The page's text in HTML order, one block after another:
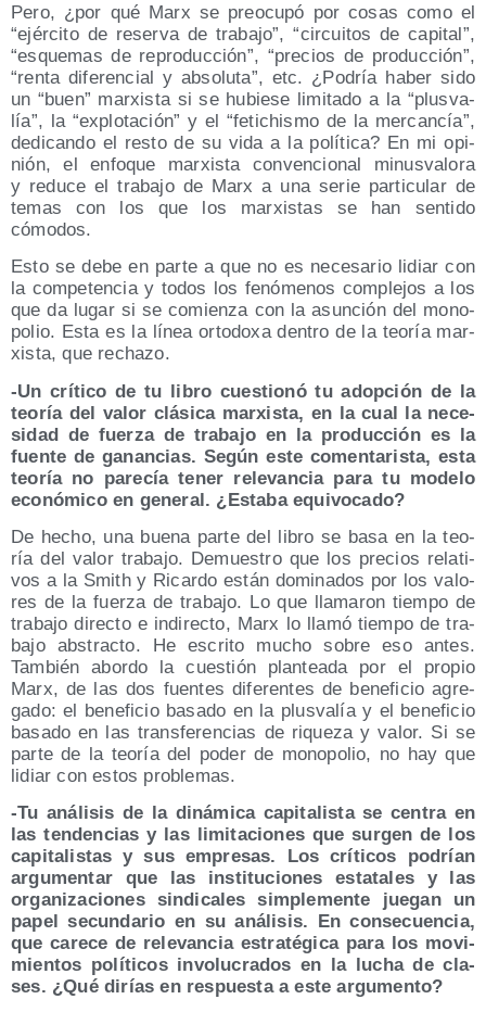
Pero, ¿por qué Marx se preo­cu­pó por cosas como el
“ejér­ci­to de reser­va de tra­ba­jo”, “cir­cui­tos de capi­tal”,
“esque­mas de repro­duc­ción”, “pre­cios de pro­duc­ción”,
“ren­ta dife­ren­cial y abso­lu­ta”, etc. ¿Podría haber sido
un “buen” mar­xis­ta si se hubie­se limi­ta­do a la “plus­va­
lía”, la “explo­ta­ción” y el “feti­chis­mo de la mer­can­cía”,
dedi­can­do el res­to de su vida a la polí­ti­ca? En mi opi­
nión, el enfo­que mar­xis­ta con­ven­cio­nal minus­va­lo­ra
y redu­ce el tra­ba­jo de Marx a una serie par­ti­cu­lar de
temas con los que los mar­xis­tas se han sen­ti­do
cómodos.
Esto se debe en par­te a que no es nece­sa­rio lidiar con
la com­pe­ten­cia y todos los fenó­me­nos com­ple­jos a los
que da lugar si se comien­za con la asun­ción del mono­
po­lio. Esta es la línea orto­do­xa den­tro de la teo­ría mar­
xis­ta, que rechazo.
-Un crí­ti­co de tu libro cues­tio­nó tu adop­ción de la
teo­ría del valor clá­si­ca mar­xis­ta, en la cual la nece­
si­dad de fuer­za de tra­ba­jo en la pro­duc­ción es la
fuen­te de ganan­cias. Según este comen­ta­ris­ta, esta
teo­ría no pare­cía tener rele­van­cia para tu mode­lo
eco­nó­mi­co en gene­ral. ¿Esta­ba equivocado?
De hecho, una bue­na par­te del libro se basa en la teo­
ría del valor tra­ba­jo. Demues­tro que los pre­cios rela­ti­
vos a la Smith y Ricar­do están domi­na­dos por los valo­
res de la fuer­za de tra­ba­jo. Lo que lla­ma­ron tiem­po de
tra­ba­jo direc­to e indi­rec­to, Marx lo lla­mó tiem­po de tra­
ba­jo abs­trac­to. He escri­to mucho sobre eso antes.
Tam­bién abor­do la cues­tión plan­tea­da por el pro­pio
Marx, de las dos fuen­tes dife­ren­tes de bene­fi­cio agre­
ga­do: el bene­fi­cio basa­do en la plus­va­lía y el bene­fi­cio
basa­do en las trans­fe­ren­cias de rique­za y valor. Si se
par­te de la teo­ría del poder de mono­po­lio, no hay que
lidiar con estos problemas.
-Tu aná­li­sis de la diná­mi­ca capi­ta­lis­ta se cen­tra en
las ten­den­cias y las limi­ta­cio­nes que sur­gen de los
capi­ta­lis­tas y sus empre­sas. Los crí­ti­cos podrían
argu­men­tar que las ins­ti­tu­cio­nes esta­ta­les y las
orga­ni­za­cio­nes sin­di­ca­les sim­ple­men­te jue­gan un
papel secun­da­rio en su aná­li­sis. En con­se­cuen­cia,
que care­ce de rele­van­cia estra­té­gi­ca para los movi­
mien­tos polí­ti­cos invo­lu­cra­dos en la lucha de cla­
ses. ¿Qué dirías en res­pues­ta a este argumento?